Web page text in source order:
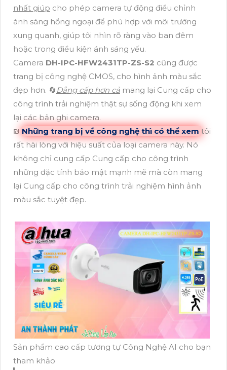
nhất giúp cho phép camera tự động điều chỉnh
ánh sáng hồng ngoại để phù hợp với môi trường
xung quanh, giúp tôi nhìn rõ ràng vào ban đêm
hoặc trong điều kiện ánh sáng yếu.
Camera DH-IPC-HFW2431TP-ZS-S2 cũng được
trang bị công nghệ CMOS, cho hình ảnh màu sắc
đẹp hơn. 🔄Đẳng cấp hơn cả mang lại Cung cấp cho
công trình trải nghiệm thật sự sống động khi xem
lại các bản ghi camera.
₪ Những trang bị về công nghệ thì có thể xem tôi
rất hài lòng với hiệu suất của loại camera này. Nó
không chỉ cung cấp Cung cấp cho công trình
những đặc tính bảo mật mạnh mẽ mà còn mang
lại Cung cấp cho công trình trải nghiệm hình ảnh
màu sắc tuyệt đẹp.
Sản phẩm cao cấp tương tự Công Nghệ AI cho bạn
tham khảo